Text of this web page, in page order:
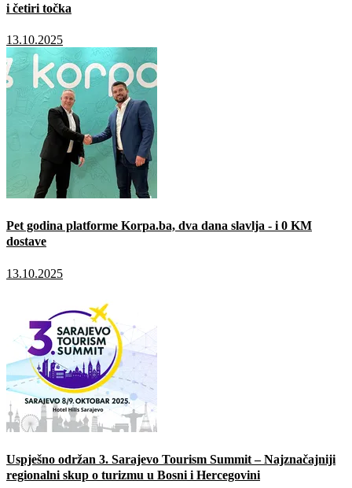
i četiri točka
13.10.2025
Pet godina platforme Korpa.ba, dva dana slavlja - i 0 KM
dostave
13.10.2025
Uspješno održan 3. Sarajevo Tourism Summit – Najznačajniji
regionalni skup o turizmu u Bosni i Hercegovini